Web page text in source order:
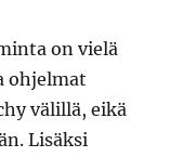
on vielä
ohjelmat
välillä, eikä
Lisäksi